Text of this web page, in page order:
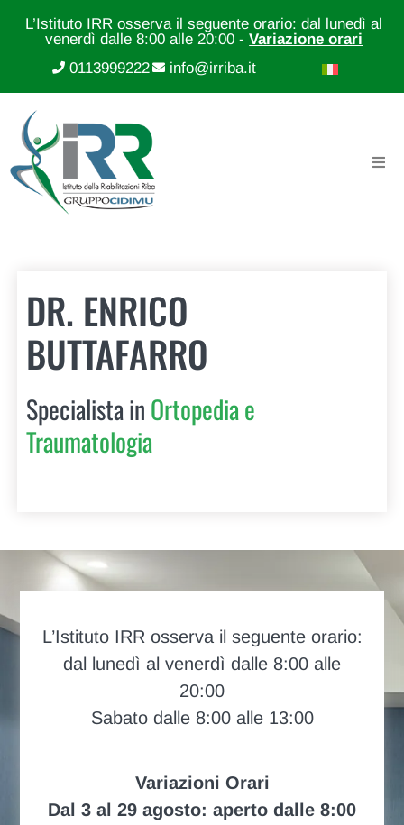
L’Istituto IRR osserva il seguente orario: dal lunedì al
venerdì dalle 8:00 alle 20:00 -Variazione orari
0113999222
info@irriba.it
DR. ENRICO
BUTTAFARRO
Specialista inOrtopedia e
Traumatologia
L’Istituto IRR osserva il seguente orario:
dal lunedì al venerdì dalle 8:00 alle
20:00
Sabato dalle 8:00 alle 13:00
Variazioni Orari
Dal 3 al 29 agosto: aperto dalle 8:00